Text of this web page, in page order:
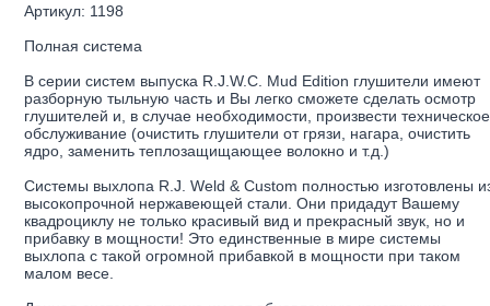
Артикул: 1198
Полная система
В серии систем выпуска R.J.W.C. Mud Edition глушители имеют
разборную тыльную часть и Вы легко сможете сделать осмотр
глушителей и, в случае необходимости, произвести техническое
обслуживание (очистить глушители от грязи, нагара, очистить
ядро, заменить теплозащищающее волокно и т.д.)
Системы выхлопа R.J. Weld & Custom полностью изготовлены
высокопрочной нержавеющей стали. Они придадут Вашему
квадроциклу не только красивый вид и прекрасный звук, но и
прибавку в мощности! Это единственные в мире системы
выхлопа с такой огромной прибавкой в мощности при таком
малом весе.